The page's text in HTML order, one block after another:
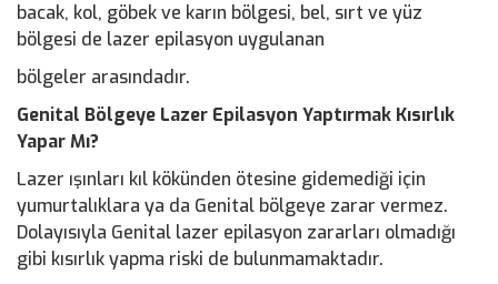
bacak, kol, göbek ve karın bölgesi, bel, sırt ve yüz
bölgesi de lazer epilasyon uygulanan
bölgeler arasındadır.
Genital Bölgeye Lazer Epilasyon Yaptırmak Kısırlık
Yapar Mı?
Lazer ışınları kıl kökünden ötesine gidemediği için
yumurtalıklara ya da Genital bölgeye zarar vermez.
Dolayısıyla Genital lazer epilasyon zararları olmadığı
gibi kısırlık yapma riski de bulunmamaktadır.